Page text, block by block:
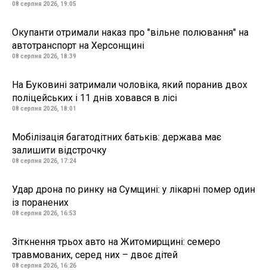
08 серпня 2026, 19:05
Окупанти отримали наказ про "вільне полювання" на
автотранспорт на Херсонщині
08 серпня 2026, 18:39
На Буковині затримали чоловіка, який поранив двох
поліцейських і 11 днів ховався в лісі
08 серпня 2026, 18:01
Мобілізація багатодітних батьків: держава має
залишити відстрочку
08 серпня 2026, 17:24
Удар дрона по ринку на Сумщині: у лікарні помер один
із поранених
08 серпня 2026, 16:53
Зіткнення трьох авто на Житомирщині: семеро
травмованих, серед них – двоє дітей
08 серпня 2026, 16:26